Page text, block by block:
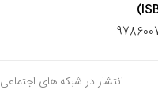
انتشار در شبکه های اجتماعی